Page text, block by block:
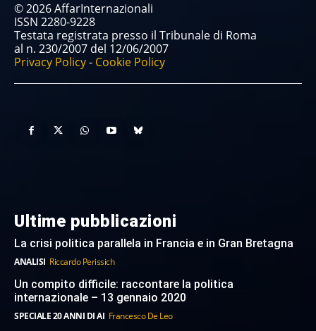
© 2026 AffarInternazionali
ISSN 2280-9228
Testata registrata presso il Tribunale di Roma
al n. 230/2007 del 12/06/2007
Privacy Policy- Cookie Policy
Ultime pubblicazioni
La crisi politica parallela in Francia e in Gran Bretagna
ANALISI Riccardo Perissich
Un compito difficile: raccontare la politica
internazionale – 13 gennaio 2020
SPECIALE 20 ANNI DI AI Francesco De Leo